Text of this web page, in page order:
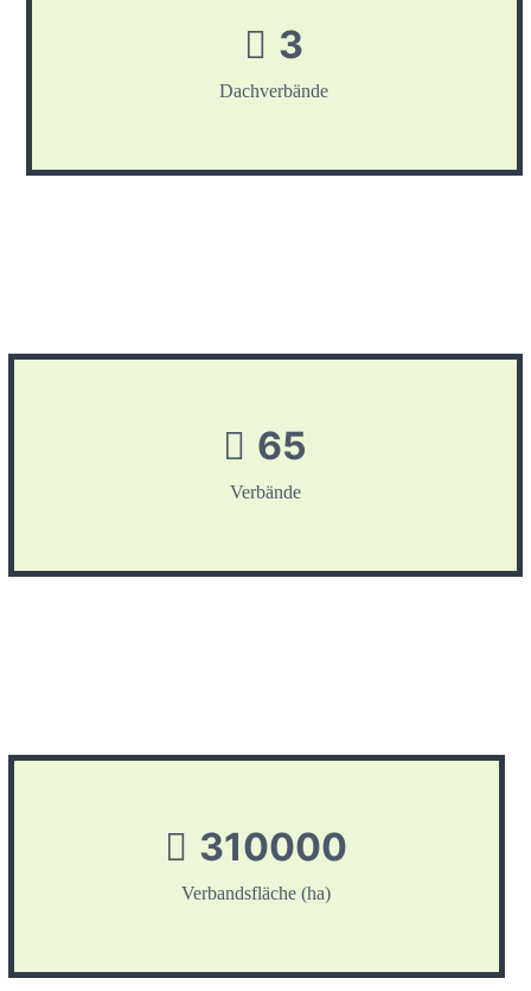
3
Dachverbände
65
Verbände
310000
Verbandsfläche (ha)